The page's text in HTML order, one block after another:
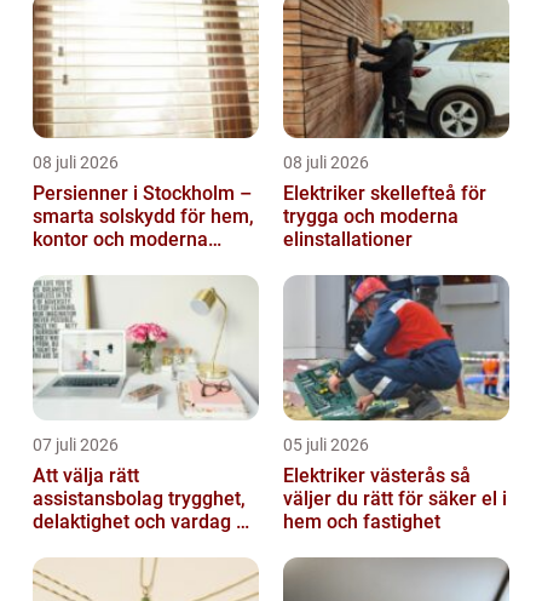
08 juli 2026
Persienner i Stockholm –
smarta solskydd för hem,
kontor och moderna
08 juli 2026
Elektriker skellefteå för
trygga och moderna
elinstallationer
07 juli 2026
Att välja rätt
assistansbolag trygghet,
delaktighet och vardag på
05 juli 2026
Elektriker västerås så
väljer du rätt för säker el i
hem och fastighet